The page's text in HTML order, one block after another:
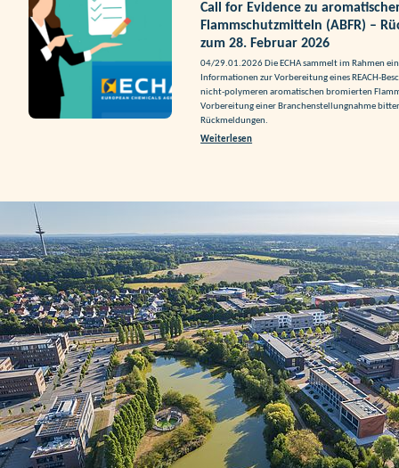
Call for Evidence zu
Flammschutzmitteln (ABFR) –
zum 28. Februar 2026
04/29.01.2026 Die ECHA sammelt im Rahmen
Informationen zur Vorbereitung eines REACH-
nicht-polymeren aromatischen bromierten
Vorbereitung einer Branchenstellungnahme
Rückmeldungen.
Weiterlesen